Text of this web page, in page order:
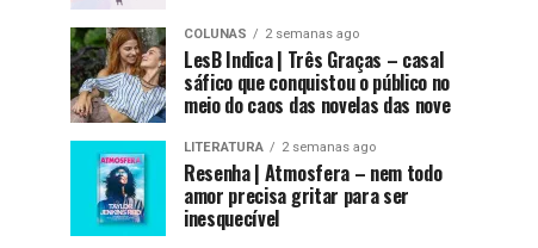
COLUNAS 2 semanas ago
LesB Indica | Três Graças – casal
sáfico que conquistou o público no
meio do caos das novelas das nove
LITERATURA 2 semanas ago
Resenha | Atmosfera – nem todo
amor precisa gritar para ser
inesquecível